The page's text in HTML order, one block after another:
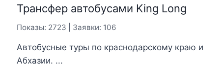
Трансфер автобусами King Long
Показы: 2723 | Заявки: 106
Автобусные туры по краснодарскому краю и
Абхазии. ...